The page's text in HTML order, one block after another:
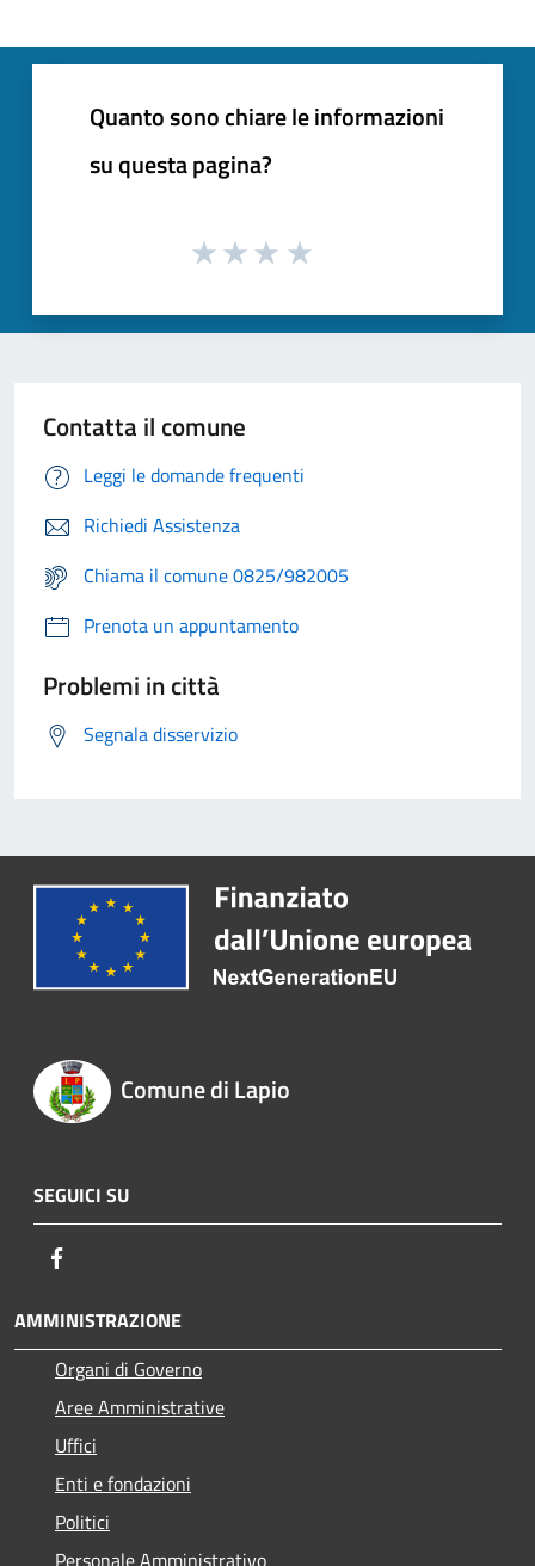
Quanto sono chiare le informazioni
su questa pagina?
Contatta il comune
Leggi le domande frequenti
Richiedi Assistenza
Chiama il comune 0825/982005
Prenota un appuntamento
Problemi in città
Segnala disservizio
Comune di Lapio
SEGUICI SU
AMMINISTRAZIONE
Organi di Governo
Aree Amministrative
Uffici
Enti e fondazioni
Politici
Personale Amministrativo